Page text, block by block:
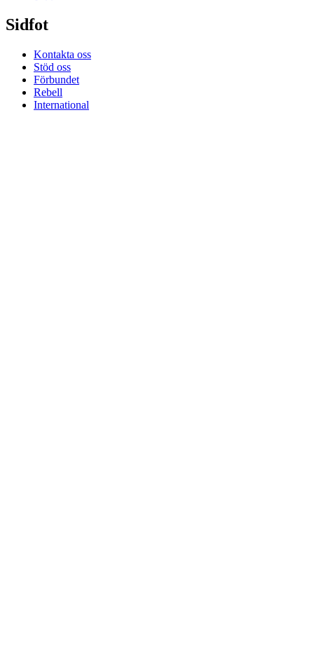
Sidfot
Kontakta oss
Stöd oss
Förbundet
Rebell
International